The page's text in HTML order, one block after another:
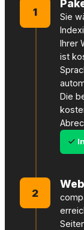
1
Sie
Ihrer
ist
Die
2